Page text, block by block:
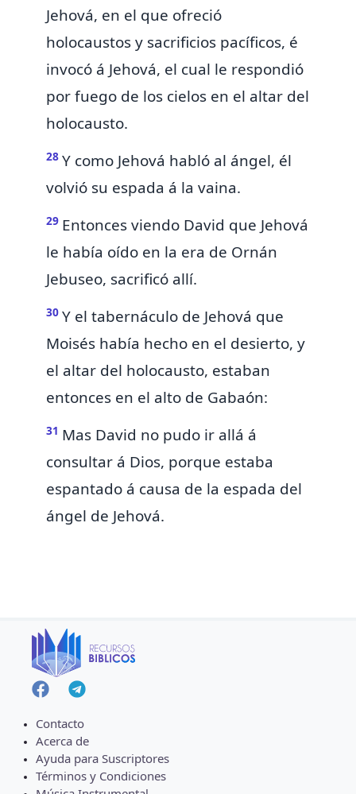
Jehová, en el que ofreció
holocaustos y sacrificios pacíficos, é
invocó á Jehová, el cual le respondió
por fuego de los cielos en el altar del
holocausto.
28 Y como Jehová habló al ángel, él
volvió su espada á la vaina.
29 Entonces viendo David que Jehová
le había oído en la era de Ornán
Jebuseo, sacrificó allí.
30 Y el tabernáculo de Jehová que
Moisés había hecho en el desierto, y
el altar del holocausto, estaban
entonces en el alto de Gabaón:
31 Mas David no pudo ir allá á
consultar á Dios, porque estaba
espantado á causa de la espada del
ángel de Jehová.
Contacto
Acerca de
Ayuda para Suscriptores
Términos y Condiciones